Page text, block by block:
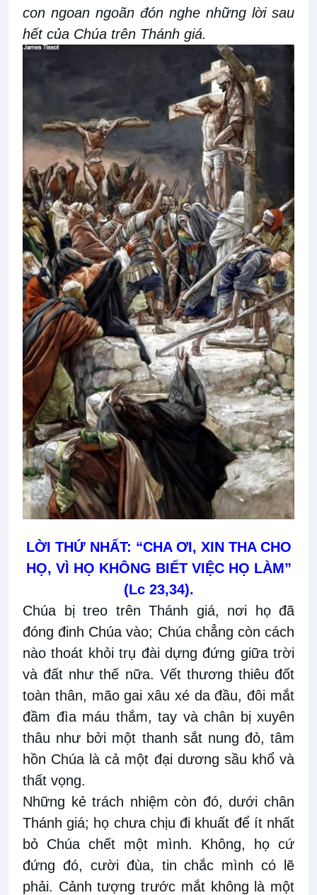
con ngoan ngoãn đón nghe những lời sau
hết của Chúa trên Thánh giá.
LỜI THỨ NHẤT: “CHA ƠI, XIN THA CHO
HỌ, VÌ HỌ KHÔNG BIẾT VIỆC HỌ LÀM”
(Lc 23,34).
Chúa bị treo trên Thánh giá, nơi họ đã
đóng đinh Chúa vào; Chúa chẳng còn cách
nào thoát khỏi trụ đài dựng đứng giữa trời
và đất như thế nữa. Vết thương thiêu đốt
toàn thân, mão gai xâu xé da đầu, đôi mắt
đầm đìa máu thắm, tay và chân bị xuyên
thâu như bởi một thanh sắt nung đỏ, tâm
hồn Chúa là cả một đại dương sầu khổ và
thất vọng.
Những kẻ trách nhiệm còn đó, dưới chân
Thánh giá; họ chưa chịu đi khuất để ít nhất
bỏ Chúa chết một mình. Không, họ cứ
đứng đó, cười đùa, tin chắc mình có lẽ
phải. Cảnh tượng trước mắt không là một